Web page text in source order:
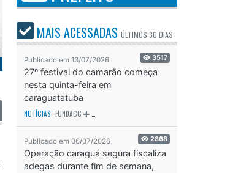
MAIS ACESSADAS ÚLTIMOS 30 DIAS
Publicado em 13/07/2026 3517
27º festival do camarão começa
nesta quinta-feira em
caraguatatuba
NOTÍCIAS FUNDACC
Publicado em 06/07/2026 2868
Operação caraguá segura fiscaliza
adegas durante fim de semana,